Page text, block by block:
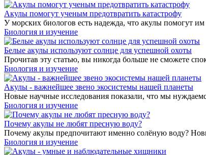
Акулы помогут ученым предотвратить катастрофу
У морских биологов есть надежда, что акулы помогут
Биология и изучение
Белые акулы используют солнце для успешной охоты
Прочитав эту статью, вы никогда больше не сможете
Биология и изучение
Акулы - важнейшее звено экосистемы нашей планеты
Новые научные исследования показали, что мы
Биология и изучение
Почему акулы не любят пресную воду?
Почему акулы предпочитают именно солёную воду?
Биология и изучение